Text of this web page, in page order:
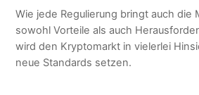
Wie jede Regulierung bringt auch die
sowohl Vorteile als auch
wird den Kryptomarkt in vielerlei
neue Standards setzen.